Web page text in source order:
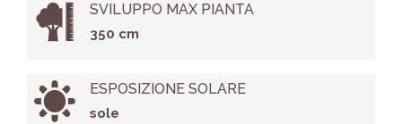
SVILUPPO MAX PIANTA
350 cm
ESPOSIZIONE SOLARE
sole